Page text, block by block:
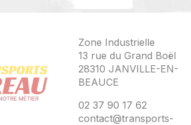
Zone Industrielle
13 rue du Grand Boël
28310 JANVILLE-EN-
BEAUCE
02 37 90 17 62
contact@transports-